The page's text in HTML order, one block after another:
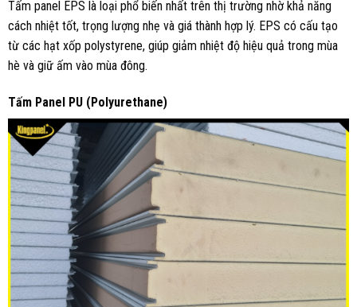
Tấm panel EPS là loại phổ biến nhất trên thị trường nhờ khả năng
cách nhiệt tốt, trọng lượng nhẹ và giá thành hợp lý. EPS có cấu tạo
từ các hạt xốp polystyrene, giúp giảm nhiệt độ hiệu quả trong mùa
hè và giữ ấm vào mùa đông.
Tấm Panel PU (Polyurethane)